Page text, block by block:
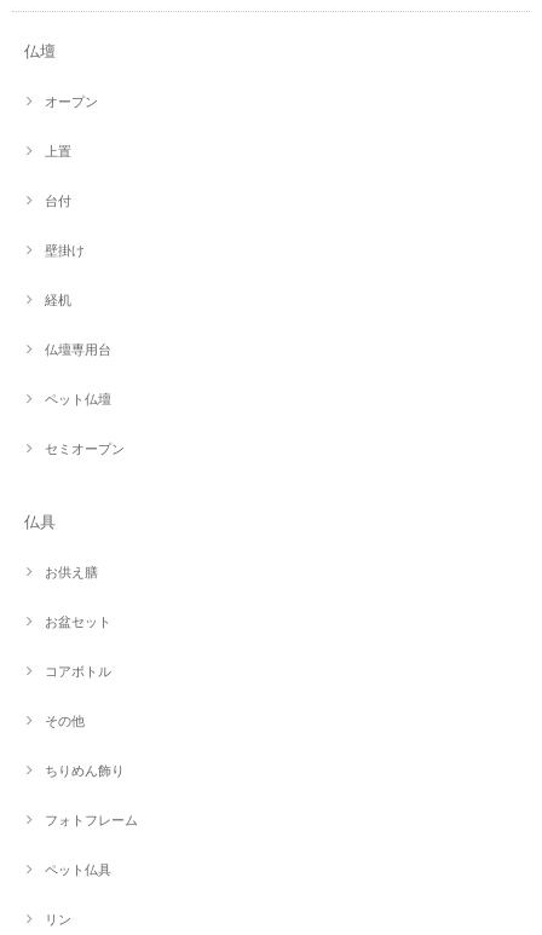
仏壇
オープン
上置
台付
壁掛け
経机
仏壇専用台
ペット仏壇
セミオープン
仏具
お供え膳
お盆セット
コアボトル
その他
ちりめん飾り
フォトフレーム
ペット仏具
リン